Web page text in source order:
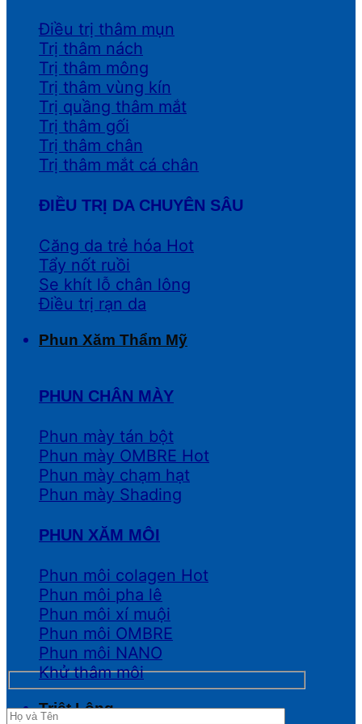
Điều trị thâm mụn
Trị thâm nách
Trị thâm mông
Trị thâm vùng kín
Trị quầng thâm mắt
Trị thâm gối
Trị thâm chân
Trị thâm mắt cá chân
ĐIỀU TRỊ DA CHUYÊN SÂU
Căng da trẻ hóa
Tẩy nốt ruồi
Se khít lỗ chân lông
Điều trị rạn da
Phun Xăm Thẩm Mỹ
PHUN CHÂN MÀY
Phun mày tán bột
Phun mày OMBRE
Phun mày chạm hạt
Phun mày Shading
PHUN XĂM MÔI
Phun môi colagen
Phun môi pha lê
Phun môi xí muội
Phun môi OMBRE
Phun môi NANO
Khử thâm môi
Triệt Lông